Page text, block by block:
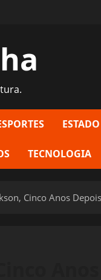
TECNOLOGIA
Cinco Anos